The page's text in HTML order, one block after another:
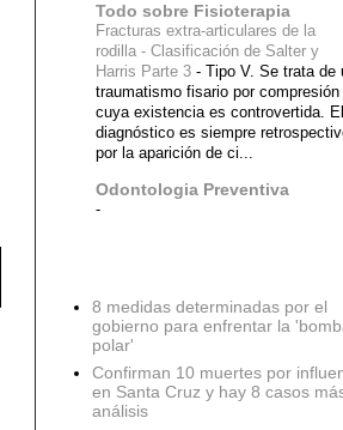
Todo sobre Fisioterapia
Fracturas extra-articulares de la
rodilla - Clasificación de Salter y
Harris Parte 3 - Tipo V. Se trata de
traumatismo fisario por compresión
cuya existencia es controvertida. El
diagnóstico es siempre
por la aparición de ci...
Odontologia Preventiva
-
8 medidas determinadas por el
gobierno para enfrentar la
polar'
Confirman 10 muertes por
en Santa Cruz y hay 8 casos
análisis